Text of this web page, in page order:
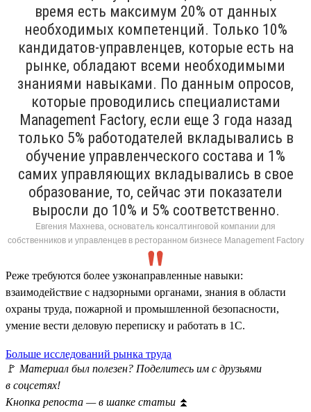
время есть максимум 20% от данных
необходимых компетенций. Только 10%
кандидатов-управленцев, которые есть на
рынке, обладают всеми необходимыми
знаниями навыками. По данным опросов,
которые проводились специалистами
Management Factory, если еще 3 года назад
только 5% работодателей вкладывались в
обучение управленческого состава и 1%
самих управляющих вкладывались в свое
образование, то, сейчас эти показатели
выросли до 10% и 5% соответственно.
Евгения Махнева, основатель консалтинговой компании для
собственников и управленцев в ресторанном бизнесе Management Factory
Реже требуются более узконаправленные навыки:
взаимодействие с надзорными органами, знания в области
охраны труда, пожарной и промышленной безопасности,
умение вести деловую переписку и работать в 1С.
Больше исследований рынка труда
🚩 Материал был полезен? Поделитесь им с друзьями
в соцсетях!
Кнопка репоста — в шапке статьи ⏫